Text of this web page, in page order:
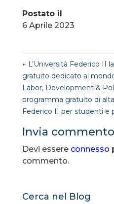
Postato il
6 Aprile 2023
←L’Università Federico II
gratuito dedicato al
Labor, Development &
programma gratuito di
Federico II per studenti e
Invia commento
Devi essere connesso
commento.
Cerca nel Blog